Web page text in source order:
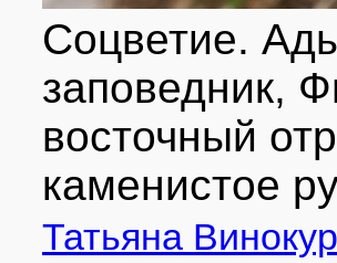
Соцветие.
заповедник,
восточный
каменистое
Татьяна